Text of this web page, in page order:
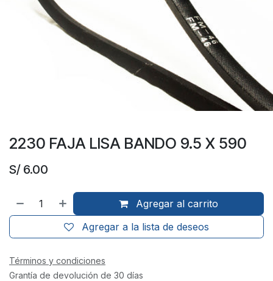
2230 FAJA LISA BANDO 9.5 X 590
S/ 6.00
Agregar al carrito
Agregar a la lista de deseos
Términos y condiciones
Grantía de devolución de 30 días